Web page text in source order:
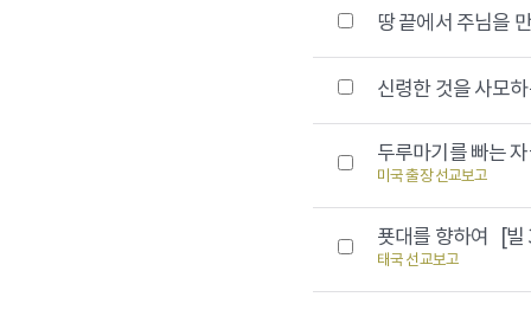
땅 끝에서 주님을
신령한 것을 사모
두루마기를 빠는
미국 출장 선교보고
푯대를 향하여 [빌
태국 선교보고